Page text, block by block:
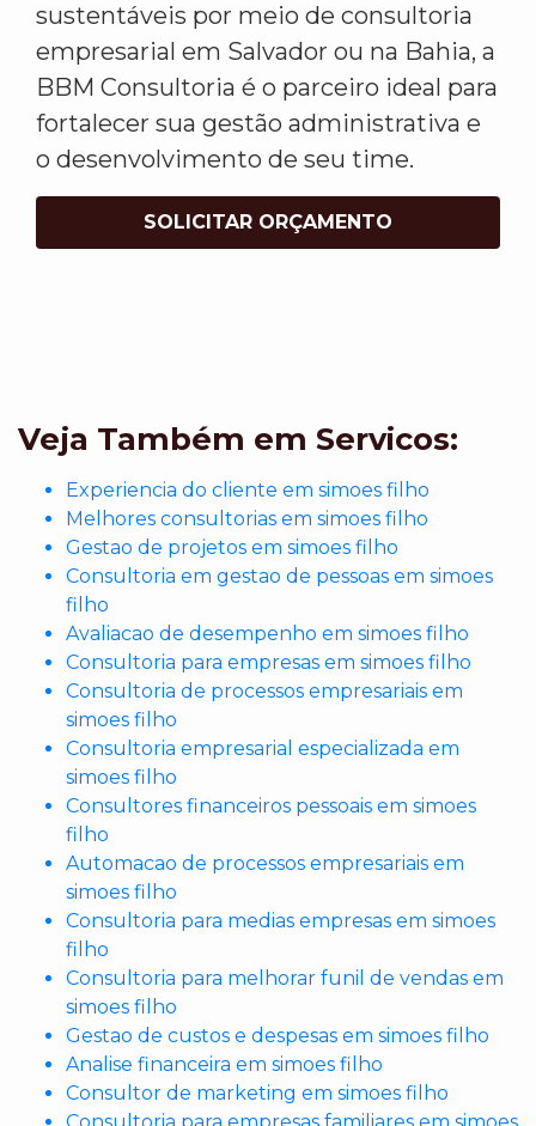
sustentáveis por meio de consultoria
empresarial em Salvador ou na Bahia, a
BBM Consultoria é o parceiro ideal para
fortalecer sua gestão administrativa e
o desenvolvimento de seu time.
SOLICITAR ORÇAMENTO
Veja Também em Servicos:
Experiencia do cliente em simoes filho
Melhores consultorias em simoes filho
Gestao de projetos em simoes filho
Consultoria em gestao de pessoas em simoes
filho
Avaliacao de desempenho em simoes filho
Consultoria para empresas em simoes filho
Consultoria de processos empresariais em
simoes filho
Consultoria empresarial especializada em
simoes filho
Consultores financeiros pessoais em simoes
filho
Automacao de processos empresariais em
simoes filho
Consultoria para medias empresas em simoes
filho
Consultoria para melhorar funil de vendas em
simoes filho
Gestao de custos e despesas em simoes filho
Analise financeira em simoes filho
Consultor de marketing em simoes filho